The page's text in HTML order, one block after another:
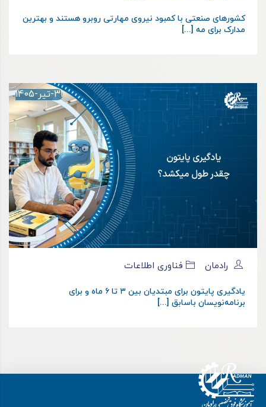
کشورهای صنعتی با کمبود نیروی مهارتی روبرو هستند و بهترین
مدارک برای مه [...]
31-تیر-1405
رادمان فناوری اطلاعات
یادگیری پایتون برای مبتدیان بین ۳ تا ۶ ماه و برای
برنامه‌نویسان باسابق [...]